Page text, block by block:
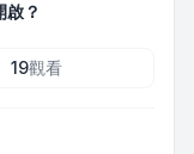
啟？
19觀看